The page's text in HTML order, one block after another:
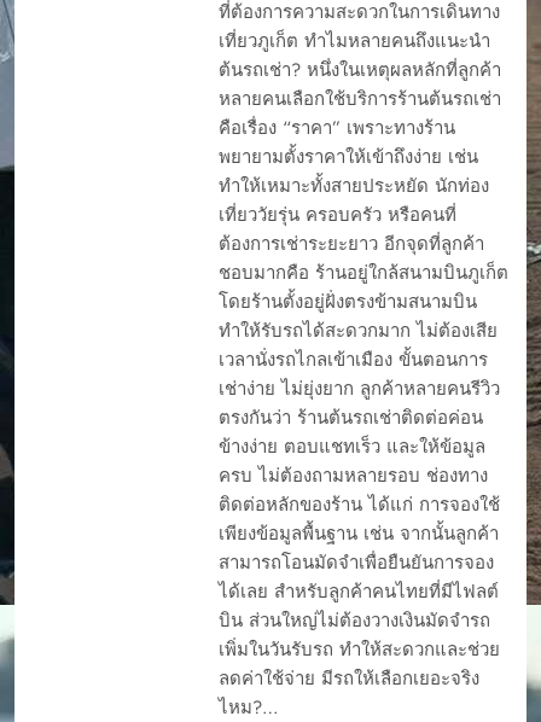
ที่ต้องการความสะดวกในการเดินทาง
เที่ยวภูเก็ต ทำไมหลายคนถึงแนะนำ
ต้นรถเช่า? หนึ่งในเหตุผลหลักที่ลูกค้า
หลายคนเลือกใช้บริการร้านต้นรถเช่า
คือเรื่อง “ราคา” เพราะทางร้าน
พยายามตั้งราคาให้เข้าถึงง่าย เช่น
ทำให้เหมาะทั้งสายประหยัด นักท่อง
เที่ยววัยรุ่น ครอบครัว หรือคนที่
ต้องการเช่าระยะยาว อีกจุดที่ลูกค้า
ชอบมากคือ ร้านอยู่ใกล้สนามบินภูเก็ต
โดยร้านตั้งอยู่ฝั่งตรงข้ามสนามบิน
ทำให้รับรถได้สะดวกมาก ไม่ต้องเสีย
เวลานั่งรถไกลเข้าเมือง ขั้นตอนการ
เช่าง่าย ไม่ยุ่งยาก ลูกค้าหลายคนรีวิว
ตรงกันว่า ร้านต้นรถเช่าติดต่อค่อน
ข้างง่าย ตอบแชทเร็ว และให้ข้อมูล
ครบ ไม่ต้องถามหลายรอบ ช่องทาง
ติดต่อหลักของร้าน ได้แก่ การจองใช้
เพียงข้อมูลพื้นฐาน เช่น จากนั้นลูกค้า
สามารถโอนมัดจำเพื่อยืนยันการจอง
ได้เลย สำหรับลูกค้าคนไทยที่มีไฟลต์
บิน ส่วนใหญ่ไม่ต้องวางเงินมัดจำรถ
เพิ่มในวันรับรถ ทำให้สะดวกและช่วย
ลดค่าใช้จ่าย มีรถให้เลือกเยอะจริง
ไหม?…